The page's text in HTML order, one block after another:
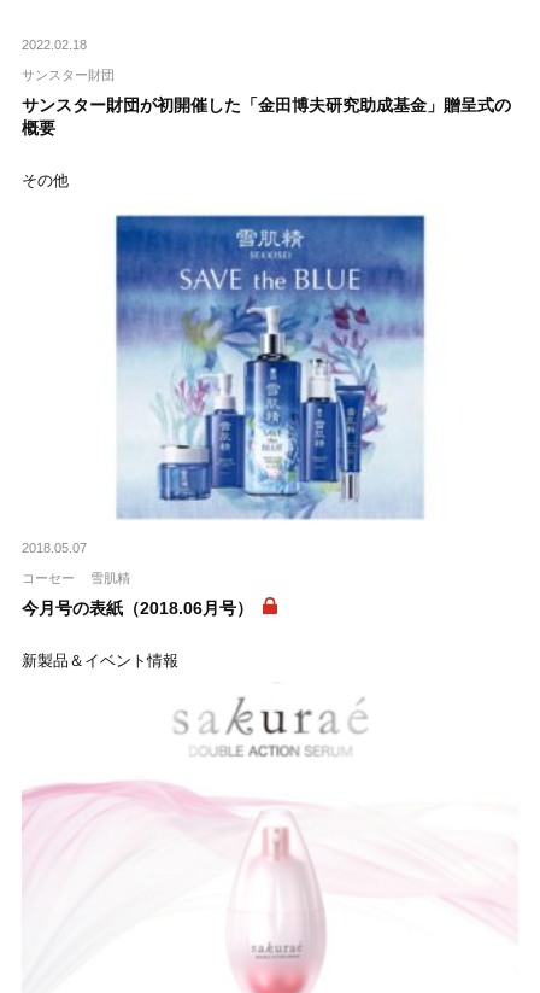
2022.02.18
サンスター財団
サンスター財団が初開催した「金田博夫研究助成基金」贈呈式の
概要
その他
2018.05.07
コーセー 雪肌精
今月号の表紙（2018.06月号）
新製品＆イベント情報